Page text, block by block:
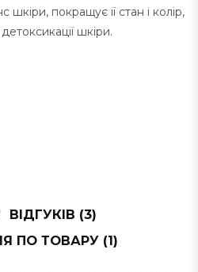
покращує ії стан і колір,
шкіри.
ВІДГУКІВ (3)
ПО ТОВАРУ (1)